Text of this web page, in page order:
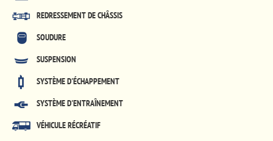
REDRESSEMENT DE CHÂSSIS
SOUDURE
SUSPENSION
SYSTÈME D'ÉCHAPPEMENT
SYSTÈME D'ENTRAÎNEMENT
VÉHICULE RÉCRÉATIF